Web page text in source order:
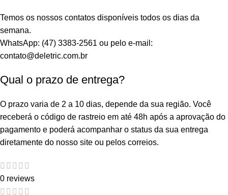
Temos os nossos contatos disponíveis todos os dias da
semana.
WhatsApp: (47) 3383-2561 ou pelo e-mail:
contato@deletric.com.br
Qual o prazo de entrega?
O prazo varia de 2 a 10 dias, depende da sua região. Você
receberá o código de rastreio em até 48h após a aprovação do
pagamento e poderá acompanhar o status da sua entrega
diretamente do nosso site ou pelos correios.
0 reviews